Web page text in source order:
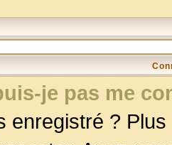
je pas me
enregistré ?